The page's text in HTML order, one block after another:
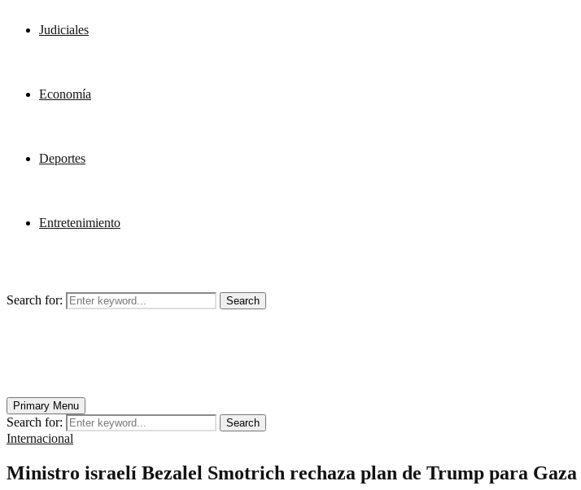
Judiciales
Economía
Deportes
Entretenimiento
Search for: Search
Primary Menu
Search for: Search
Internacional
Ministro israelí Bezalel Smotrich rechaza plan de Trump para